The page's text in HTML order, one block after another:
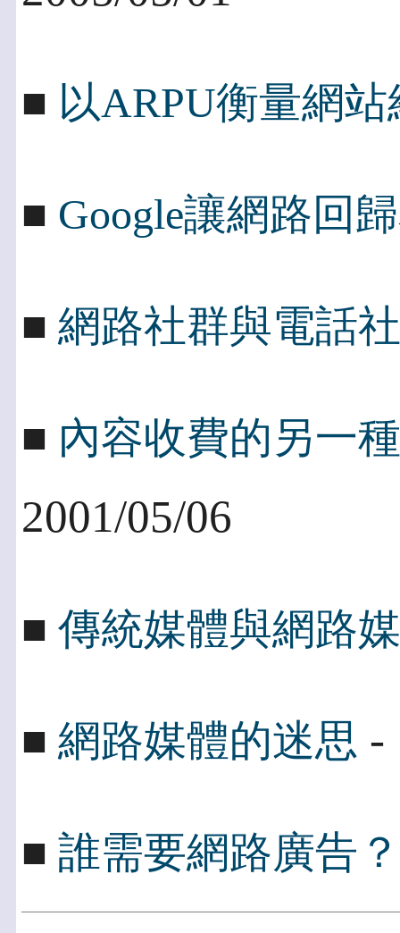
■ 以ARPU衡量網
■ Google讓網路回
■ 網路社群與電話
■ 內容收費的另一
2001/05/06
■ 傳統媒體與網路
■ 網路媒體的迷思 -
■ 誰需要網路廣告？